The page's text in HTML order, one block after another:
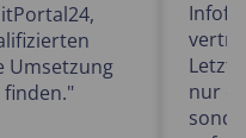
Umsetzung
finden."
nur